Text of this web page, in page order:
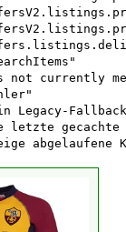
not currently
Legacy-
letzte
abgelaufene